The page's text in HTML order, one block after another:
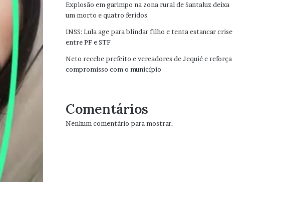
Explosão em garimpo na zona rural de Santaluz deixa
um morto e quatro feridos
INSS: Lula age para blindar filho e tenta estancar crise
entre PF e STF
Neto recebe prefeito e vereadores de Jequié e reforça
compromisso com o município
Comentários
Nenhum comentário para mostrar.